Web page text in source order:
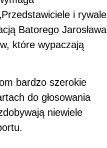
i rywale
Batorego Jarosława
które wypaczają
bardzo szerokie
do głosowania
niewiele